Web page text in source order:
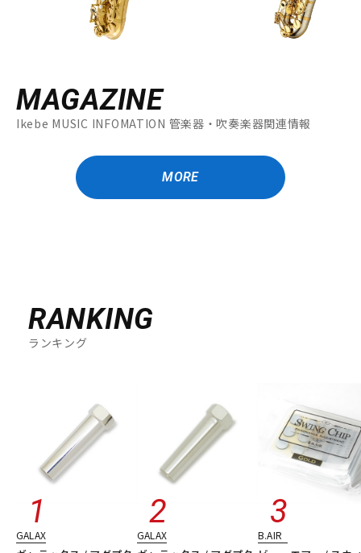
MAGAZINE
Ikebe MUSIC INFOMATION 管楽器・吹奏楽器関連情報
MORE
RANKING
ランキング
GALAX GALAX B.AIR